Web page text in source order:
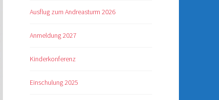
Ausflug zum Andreasturm 2026
Anmeldung 2027
Kinderkonferenz
Einschulung 2025